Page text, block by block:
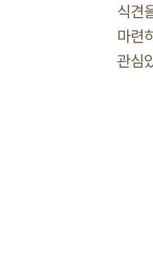
식견
마련
관심